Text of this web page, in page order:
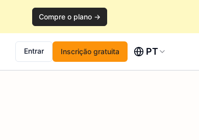
Compre o plano →
Entrar Inscrição gratuita PT